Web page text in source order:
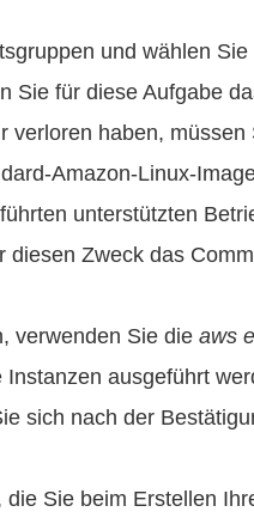
und wählen
Sie für diese Aufgabe
haben,
Amazon-Linux-
unterstützten
Zweck das
verwenden Sie die aws
ausgeführt
sich nach der
Sie beim Erstellen